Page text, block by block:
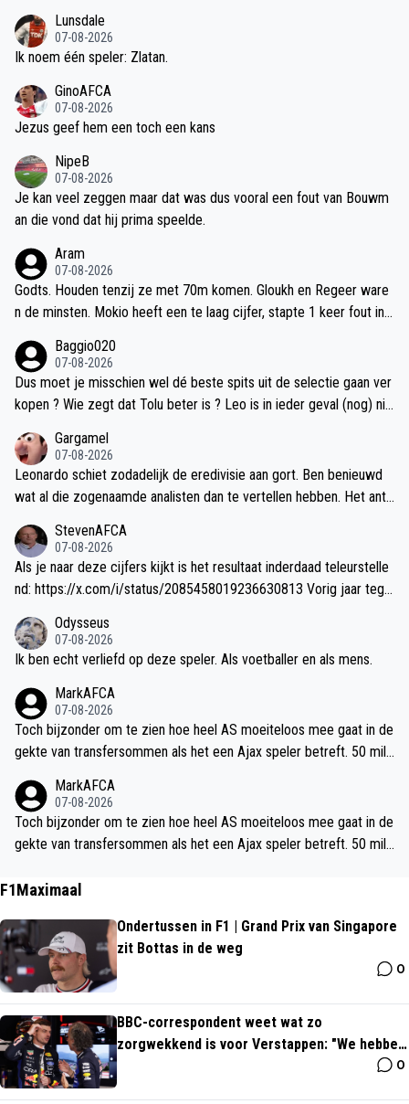
Lunsdale
07-08-2026
Ik noem één speler: Zlatan.
GinoAFCA
07-08-2026
Jezus geef hem een toch een kans
NipeB
07-08-2026
Je kan veel zeggen maar dat was dus vooral een fout van Bouwm
an die vond dat hij prima speelde.
Aram
07-08-2026
Godts. Houden tenzij ze met 70m komen. Gloukh en Regeer ware
n de minsten. Mokio heeft een te laag cijfer, stapte 1 keer fout in
er zat er doorheen. Maar wat hebben Ouazane en Tolu misdaan? W
aren spelen zij niet?
Baggio020
07-08-2026
Dus moet je misschien wel dé beste spits uit de selectie gaan ver
kopen ? Wie zegt dat Tolu beter is ? Leo is in ieder geval (nog) nie
Gargamel
07-08-2026
Leonardo schiet zodadelijk de eredivisie aan gort. Ben benieuwd
wat al die zogenaamde analisten dan te vertellen hebben. Het ant
StevenAFCA
07-08-2026
Als je naar deze cijfers kijkt is het resultaat inderdaad teleurstelle
nd: https://x.com/i/status/2085458019236630813 Vorig jaar tege
oal als ons. En zo waren er nog veel meer wedstrijden waar we on
der druk werden gezet door mindere ploegen. Als we wat dodelijk
rlijk.
Odysseus
07-08-2026
Ik ben echt verliefd op deze speler. Als voetballer en als mens.
MarkAFCA
07-08-2026
Toch bijzonder om te zien hoe heel AS moeiteloos mee gaat in de
gekte van transfersommen als het een Ajax speler betreft. 50 milj
t het tot nu toe enkel in de Eredivisie laten zien. De 27 miljoen voo
r Steur is misschien nog vreemder, maar laten we aub een beetje
door de Ajax bril heen blijven kijken.
MarkAFCA
07-08-2026
Toch bijzonder om te zien hoe heel AS moeiteloos mee gaat in de
gekte van transfersommen als het een Ajax speler betreft. 50 milj
t het tot nu toe enkel in de Eredivisie laten zien. De 27 miljoen voo
door de Ajax bril heen blijven kijken.
F1Maximaal
Ondertussen in F1 | Grand Prix van Singapore
zit Bottas in de weg
0
BBC-correspondent weet wat zo
zorgwekkend is voor Verstappen: "We hebben
0